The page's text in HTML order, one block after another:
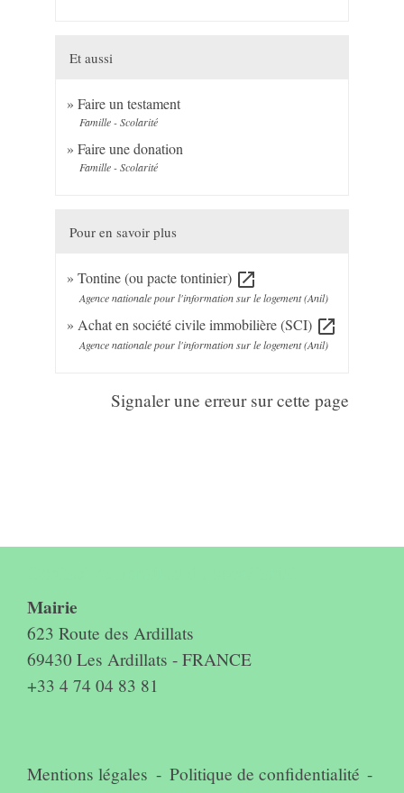
Et aussi
Faire un testament
Famille - Scolarité
Faire une donation
Famille - Scolarité
Pour en savoir plus
Tontine (ou pacte tontinier) open_in_new
Agence nationale pour l'information sur le logement (Anil)
Achat en société civile immobilière (SCI) open_in_new
Agence nationale pour l'information sur le logement (Anil)
Signaler une erreur sur cette page
Mairie
623 Route des Ardillats
69430 Les Ardillats - FRANCE
+33 4 74 04 83 81
Mentions légales - Politique de confidentialité -